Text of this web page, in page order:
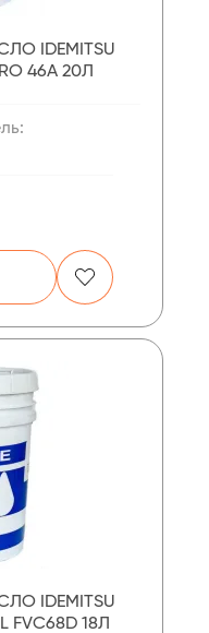
IDEMITSU
46A 20Л
IDEMITSU
FVC68D 18Л